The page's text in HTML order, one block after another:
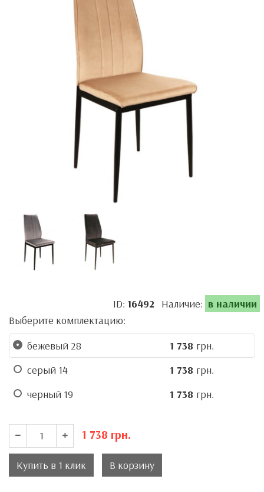
ID: 16492 Наличие: в наличии
Выберите комплектацию:
бежевый 28
1 738 грн.
серый 14
1 738 грн.
черный 19
1 738 грн.
1 738 грн.
Купить в 1 клик В корзину